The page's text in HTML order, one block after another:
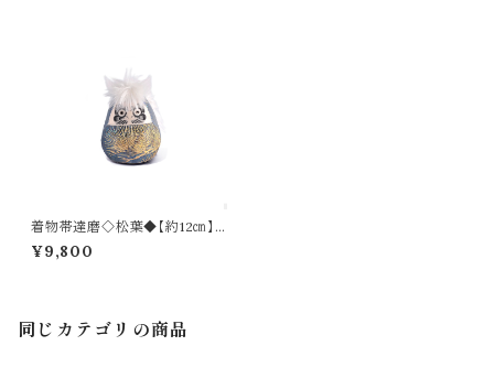
着物帯達磨◇松葉◆【約12㎝】
再販可
¥9,800
同じカテゴリの商品